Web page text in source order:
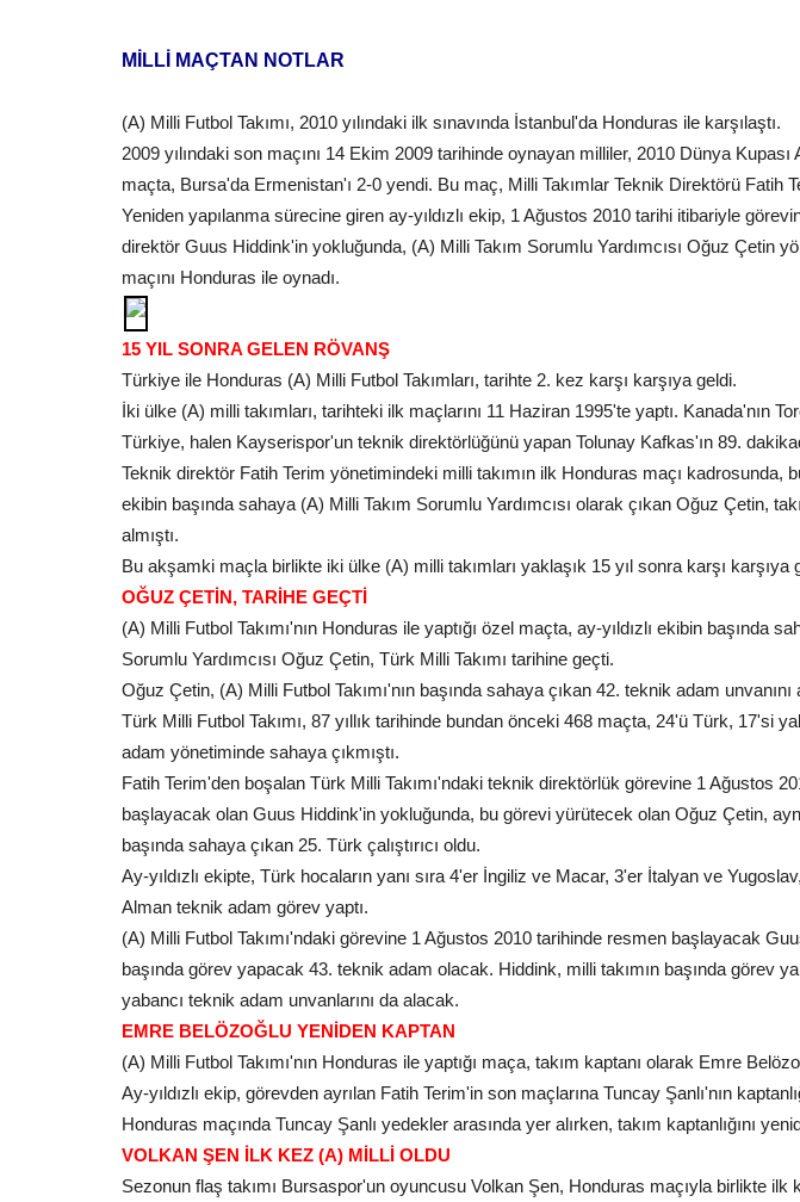
MİLLİ MAÇTAN NOTLAR
(A) Milli Futbol Takımı, 2010 yılındaki ilk sınavında İstanbul'da Honduras ile karşılaştı.
2009 yılındaki son maçını 14 Ekim 2009 tarihinde oynayan milliler, 2010 Dünya
maçta, Bursa'da Ermenistan'ı 2-0 yendi. Bu maç, Milli Takımlar Teknik Direktörü Fatih
Yeniden yapılanma sürecine giren ay-yıldızlı ekip, 1 Ağustos 2010 tarihi itibariyle
direktör Guus Hiddink'in yokluğunda, (A) Milli Takım Sorumlu Yardımcısı Oğuz Çetin
maçını Honduras ile oynadı.
15 YIL SONRA GELEN RÖVANŞ
Türkiye ile Honduras (A) Milli Futbol Takımları, tarihte 2. kez karşı karşıya geldi.
İki ülke (A) milli takımları, tarihteki ilk maçlarını 11 Haziran 1995'te yaptı. Kanada'nın
Türkiye, halen Kayserispor'un teknik direktörlüğünü yapan Tolunay Kafkas'ın 89.
Teknik direktör Fatih Terim yönetimindeki milli takımın ilk Honduras maçı kadrosunda,
ekibin başında sahaya (A) Milli Takım Sorumlu Yardımcısı olarak çıkan Oğuz Çetin,
almıştı.
Bu akşamki maçla birlikte iki ülke (A) milli takımları yaklaşık 15 yıl sonra karşı karşıya
OĞUZ ÇETİN, TARİHE GEÇTİ
(A) Milli Futbol Takımı'nın Honduras ile yaptığı özel maçta, ay-yıldızlı ekibin başında
Sorumlu Yardımcısı Oğuz Çetin, Türk Milli Takımı tarihine geçti.
Oğuz Çetin, (A) Milli Futbol Takımı'nın başında sahaya çıkan 42. teknik adam unvanını
Türk Milli Futbol Takımı, 87 yıllık tarihinde bundan önceki 468 maçta, 24'ü Türk, 17'si
adam yönetiminde sahaya çıkmıştı.
Fatih Terim'den boşalan Türk Milli Takımı'ndaki teknik direktörlük görevine 1 Ağustos
başlayacak olan Guus Hiddink'in yokluğunda, bu görevi yürütecek olan Oğuz Çetin,
başında sahaya çıkan 25. Türk çalıştırıcı oldu.
Ay-yıldızlı ekipte, Türk hocaların yanı sıra 4'er İngiliz ve Macar, 3'er İtalyan ve
Alman teknik adam görev yaptı.
(A) Milli Futbol Takımı'ndaki görevine 1 Ağustos 2010 tarihinde resmen başlayacak
başında görev yapacak 43. teknik adam olacak. Hiddink, milli takımın başında görev
yabancı teknik adam unvanlarını da alacak.
EMRE BELÖZOĞLU YENİDEN KAPTAN
(A) Milli Futbol Takımı'nın Honduras ile yaptığı maça, takım kaptanı olarak Emre
Ay-yıldızlı ekip, görevden ayrılan Fatih Terim'in son maçlarına Tuncay Şanlı'nın
Honduras maçında Tuncay Şanlı yedekler arasında yer alırken, takım kaptanlığını
VOLKAN ŞEN İLK KEZ (A) MİLLİ OLDU
Sezonun flaş takımı Bursaspor'un oyuncusu Volkan Şen, Honduras maçıyla birlikte ilk